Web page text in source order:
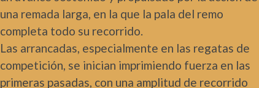
una remada larga, en la que la pala del remo
completa todo su recorrido.
Las arrancadas, especialmente en las regatas de
competición, se inician imprimiendo fuerza en las
primeras pasadas, con una amplitud de recorrido